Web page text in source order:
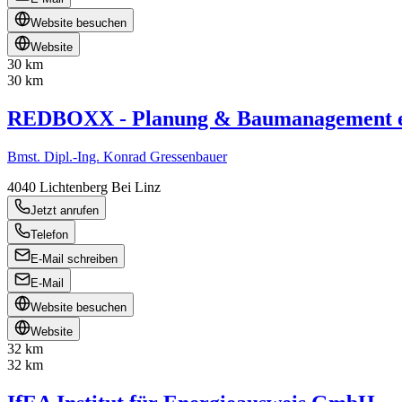
Website besuchen
Website
30 km
30 km
REDBOXX - Planung & Baumanagement
Bmst. Dipl.-Ing. Konrad Gressenbauer
4040 Lichtenberg Bei Linz
Jetzt anrufen
Telefon
E-Mail schreiben
E-Mail
Website besuchen
Website
32 km
32 km